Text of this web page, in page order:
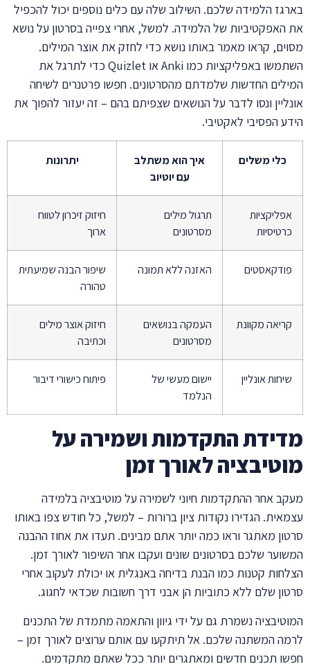
בארגז הלמידה שלכם. השילוב שלה עם כלים נוספים יכול להכפיל
את האפקטיביות של הלמידה. למשל, אחרי צפייה בסרטון על נושא
מסוים, קראו מאמר באותו נושא כדי לחזק את אוצר המילים.
השתמשו באפליקציות כמו Anki או Quizlet כדי לתרגל את
המילים החדשות שלמדתם מהסרטונים. חפשו פרטנרים לשיחה
אונליין ונסו לדבר על הנושאים שצפיתם בהם – זה יעזור להפוך את
הידע הפסיבי לאקטיבי.
כלי משלים
איך הוא משתלב
עם יוטיוב
יתרונות
אפליקציות
כרטיסיות
תרגול מילים
מסרטונים
חיזוק זיכרון לטווח
ארוך
פודקאסטים האזנה ללא תמונה
שיפור הבנה שמיעתית
טהורה
קריאה מקוונת
העמקה בנושאים
מסרטונים
חיזוק אוצר מילים
וכתיבה
שיחות אונליין
יישום מעשי של
הנלמד
פיתוח כישורי דיבור
מדידת התקדמות ושמירה על
מוטיבציה לאורך זמן
מעקב אחר ההתקדמות חיוני לשמירה על מוטיבציה בלמידה
עצמאית. הגדירו נקודות ציון ברורות – למשל, כל חודש צפו באותו
סרטון מאתגר וראו כמה יותר אתם מבינים. תעדו את אחוז ההבנה
המשוער שלכם בסרטונים שונים ועקבו אחר השיפור לאורך זמן.
הצלחות קטנות כמו הבנת בדיחה באנגלית או יכולת לעקוב אחרי
סרטון שלם ללא כתוביות הן אבני דרך חשובות שכדאי לחגוג.
המוטיבציה נשמרת גם על ידי גיוון והתאמה מתמדת של התכנים
לרמה המשתנה שלכם. אל תיתקעו עם אותם ערוצים לאורך זמן –
חפשו תכנים חדשים ומאתגרים יותר ככל שאתם מתקדמים.